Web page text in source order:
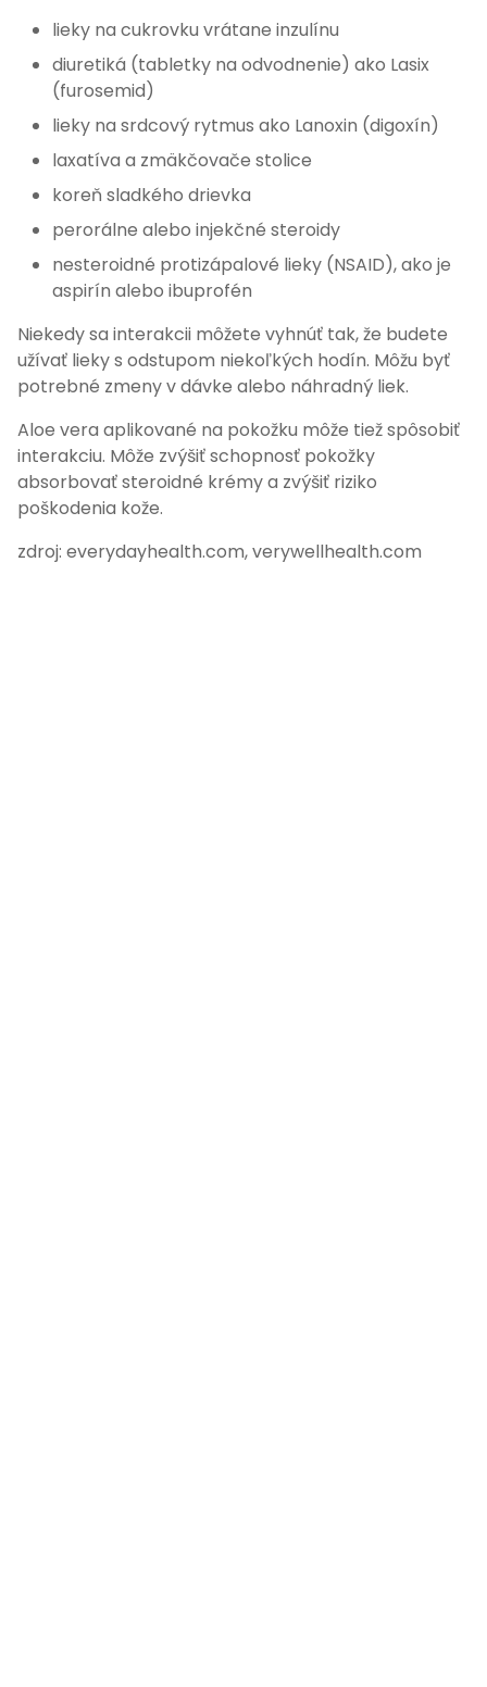
lieky na cukrovku vrátane inzulínu
diuretiká (tabletky na odvodnenie) ako Lasix
(furosemid)
lieky na srdcový rytmus ako Lanoxin (digoxín)
laxatíva a zmäkčovače stolice
koreň sladkého drievka
perorálne alebo injekčné steroidy
nesteroidné protizápalové lieky (NSAID), ako je
aspirín alebo ibuprofén
Niekedy sa interakcii môžete vyhnúť tak, že budete
užívať lieky s odstupom niekoľkých hodín. Môžu byť
potrebné zmeny v dávke alebo náhradný liek.
Aloe vera aplikované na pokožku môže tiež spôsobiť
interakciu. Môže zvýšiť schopnosť pokožky
absorbovať steroidné krémy a zvýšiť riziko
poškodenia kože.
zdroj: everydayhealth.com, verywellhealth.com